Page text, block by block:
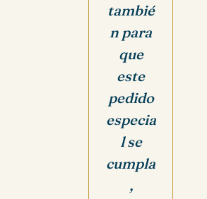
tambié
n para
que
este
pedido
especia
l se
cumpla
,